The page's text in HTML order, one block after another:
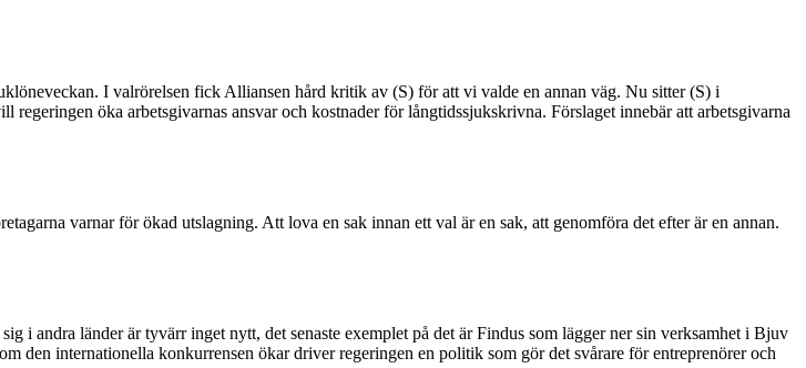
I valrörelsen fick Alliansen hård kritik av (S) för att vi valde en annan väg. Nu sitter (S) i
öka arbetsgivarnas ansvar och kostnader för långtidssjukskrivna. Förslaget innebär att arbetsgivarna
varnar för ökad utslagning. Att lova en sak innan ett val är en sak, att genomföra det efter är en annan.
i andra länder är tyvärr inget nytt, det senaste exemplet på det är Findus som lägger ner sin verksamhet i Bjuv
den internationella konkurrensen ökar driver regeringen en politik som gör det svårare för entreprenörer och